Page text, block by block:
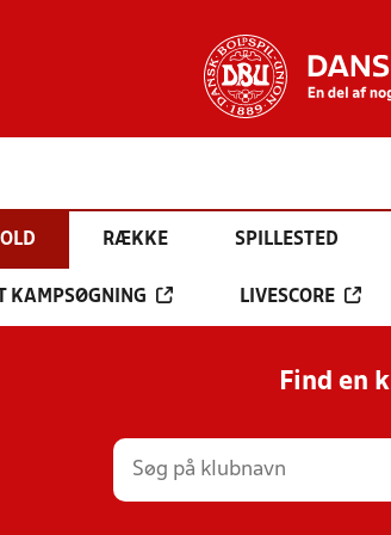
RÆKKE SPILLESTED
KAMPSØGNING LIVESCORE
Find en